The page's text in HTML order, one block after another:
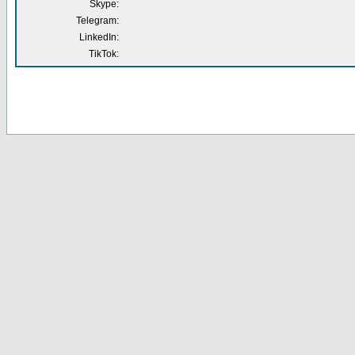
Skype:
Telegram:
LinkedIn:
TikTok: